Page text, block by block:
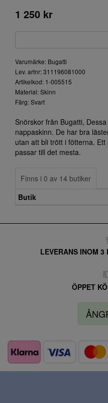
1 250 kr
Varumärke: Bugatti
Lev. artnr: 311196081000
Artikelkod: 1-005515
Material: Skinn
Färg: Svart
Snörskor från Bugatti,
nappaskinn. De har bra
utan att bli trött i fötterna.
passar till det mesta.
Finns i 0 av 14 butiker
Butik
LEVERANS INOM 3
ÖPPET